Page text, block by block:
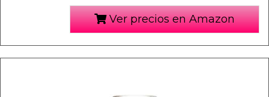
Ver precios en Amazon